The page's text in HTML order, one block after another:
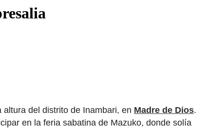
del distrito de Inambari, en Madre de Dios.
en la feria sabatina de Mazuko, donde solía